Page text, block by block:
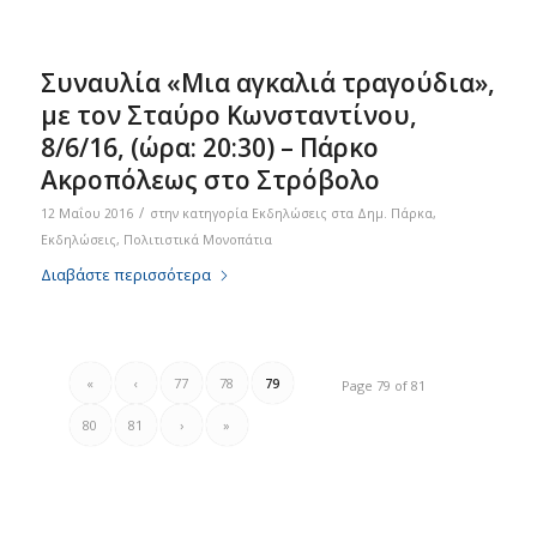
Συναυλία «Μια αγκαλιά τραγούδια»,
με τον Σταύρο Κωνσταντίνου,
8/6/16, (ώρα: 20:30) – Πάρκο
Ακροπόλεως στο Στρόβολο
12 Μαΐου 2016 / στην κατηγορία Eκδηλώσεις στα Δημ. Πάρκα,
Εκδηλώσεις, Πολιτιστικά Μονοπάτια
Διαβάστε περισσότερα
Page 79 of 81
« ‹ 77 78 79
80 81 › »